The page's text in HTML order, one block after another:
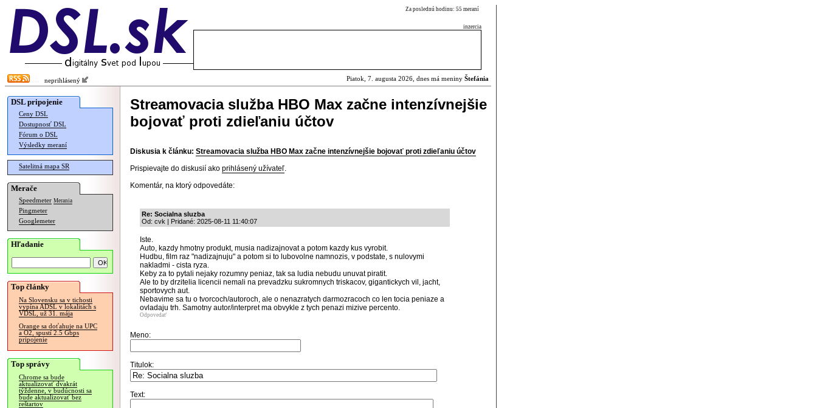
Za poslednú hodinu: 55 meraní
inzercia
neprihlásený Piatok, 7. augusta 2026, dnes má meniny Štefánia
DSL pripojenie
Ceny DSL
Dostupnosť DSL
Fórum o DSL
Výsledky meraní
Satelitná mapa SR
Merače
Speedmeter Merania
Pingmeter
Googlemeter
Hľadanie
Top články
Na Slovensku sa v tichosti
vypína ADSL v lokalitách s
VDSL, už 31. mája
Orange sa doťahuje na UPC
a O2, spustí 2.5 Gbps
pripojenie
Top správy
Chrome sa bude
aktualizovať dvakrát
týždenne, v budúcnosti sa
bude aktualizovať bez
reštartov
Streamovacia služba HBO Max začne intenzívnejšie
bojovať proti zdieľaniu účtov
Diskusia k článku: Streamovacia služba HBO Max začne intenzívnejšie bojovať proti zdieľaniu účtov
Prispievajte do diskusií ako prihlásený užívateľ.
Komentár, na ktorý odpovedáte:
Re: Socialna sluzba
Od: cvk | Pridané: 2025-08-11 11:40:07
Iste.
Auto, kazdy hmotny produkt, musia nadizajnovat a potom kazdy kus vyrobit.
Hudbu, film raz "nadizajnuju" a potom si to lubovolne namnozis, v podstate, s nulovymi
nakladmi - cista ryza.
Keby za to pytali nejaky rozumny peniaz, tak sa ludia nebudu unuvat piratit.
Ale to by drzitelia licencii nemali na prevadzku sukromnych triskacov, gigantickych vil, jacht,
sportovych aut.
Nebavime sa tu o tvorcoch/autoroch, ale o nenazratych darmozracoch co len tocia peniaze a
ovladaju trh. Samotny autor/interpret ma obvykle z tych penazi mizive percento.
Odpovedať
Meno:
Titulok:
Text: